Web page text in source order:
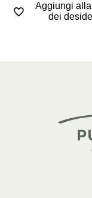
Aggiungi
dei